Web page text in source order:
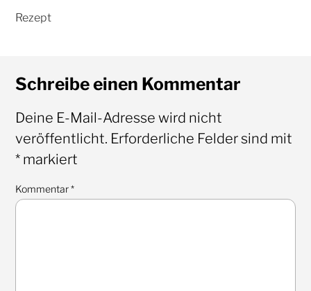
Schreibe einen Kommentar
Deine E-Mail-Adresse wird nicht
veröffentlicht. Erforderliche Felder sind mit
*markiert
Kommentar*